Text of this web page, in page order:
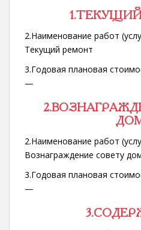
2.Наименование работ
Текущий ремонт
3.Годовая плановая
—
2.Наименование работ
Вознаграждение совету
3.Годовая плановая
—